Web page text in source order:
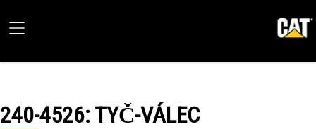
240-4526: TYČ-VÁLEC